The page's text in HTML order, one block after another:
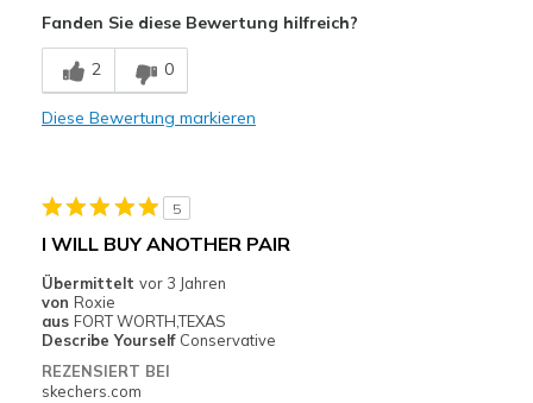
Comfortable
Geeignete Verwendung
Casual Wear
View On Shoes
Shoes are for Wearing
Fanden Sie diese Bewertung hilfreich?
2 0
Diese Bewertung markieren
5
I WILL BUY ANOTHER PAIR
Übermittelt vor 3 Jahren
von Roxie
aus FORT WORTH,TEXAS
Describe Yourself Conservative
REZENSIERT BEI
skechers.com